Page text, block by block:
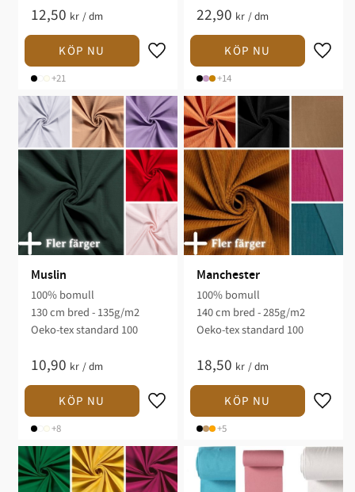
12,50 kr /dm
+21
22,90 kr /dm
+14
Muslin
100% bomull
130 cm bred - 135g/m2
Oeko-tex standard 100
10,90 kr /dm
+8
Manchester
100% bomull
140 cm bred - 285g/m2
Oeko-tex standard 100
18,50 kr /dm
+5